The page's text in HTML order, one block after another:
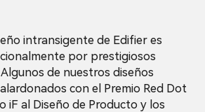
intransigente de Edifier es
por prestigiosos
de nuestros diseños
con el Premio Red Dot
iF al Diseño de Producto y los